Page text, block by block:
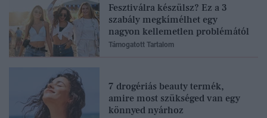
Fesztiválra készülsz? Ez a 3
szabály megkímélhet egy
nagyon kellemetlen problémától
Támogatott Tartalom
7 drogériás beauty termék,
amire most szükséged van egy
könnyed nyárhoz